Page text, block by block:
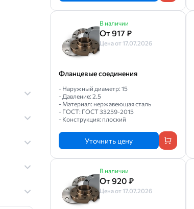
В наличии
От 917 ₽
Цена от 17.07.2026
Фланцевые соединения
- Наружный диаметр: 15
- Давление: 2.5
- Материал: нержавеющая сталь
- ГОСТ: ГОСТ 33259-2015
- Конструкция: плоский
Уточнить цену
В наличии
От 920 ₽
Цена от 17.07.2026